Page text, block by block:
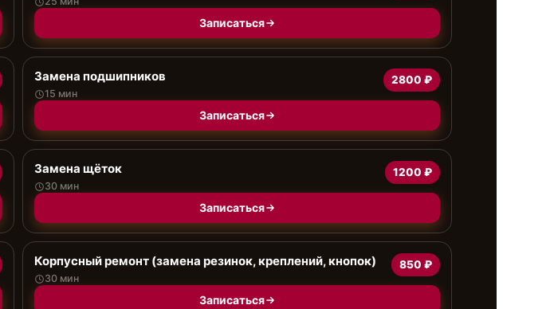
Записаться
Замена подшипников
15 мин
2800 ₽
Записаться
Замена щёток
30 мин
1200 ₽
Записаться
Корпусный ремонт (замена резинок, креплений, кнопок)
30 мин
850 ₽
Записаться